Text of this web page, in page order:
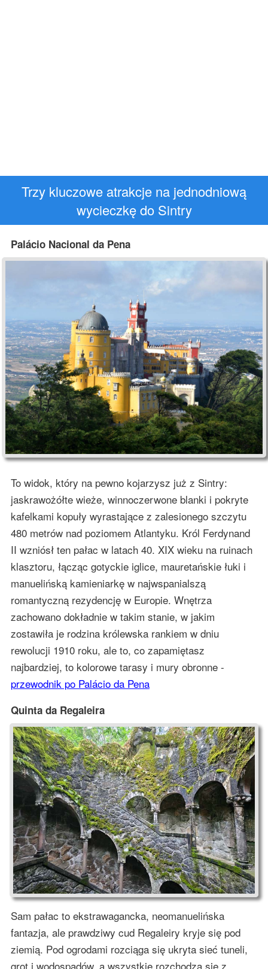
Trzy kluczowe atrakcje na jednodniową
wycieczkę do Sintry
Palácio Nacional da Pena
To widok, który na pewno kojarzysz już z Sintry:
jaskrawożółte wieże, winnoczerwone blanki i pokryte
kafelkami kopuły wyrastające z zalesionego szczytu
480 metrów nad poziomem Atlantyku. Król Ferdynand
II wzniósł ten pałac w latach 40. XIX wieku na ruinach
klasztoru, łącząc gotyckie iglice, mauretańskie łuki i
manuelińską kamieniarkę w najwspanialszą
romantyczną rezydencję w Europie. Wnętrza
zachowano dokładnie w takim stanie, w jakim
zostawiła je rodzina królewska rankiem w dniu
rewolucji 1910 roku, ale to, co zapamiętasz
najbardziej, to kolorowe tarasy i mury obronne -
przewodnik po Palácio da Pena
Quinta da Regaleira
Sam pałac to ekstrawagancka, neomanuelińska
fantazja, ale prawdziwy cud Regaleiry kryje się pod
ziemią. Pod ogrodami rozciąga się ukryta sieć tuneli,
grot i wodospadów, a wszystkie rozchodzą się z